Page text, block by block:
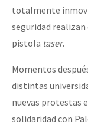
totalmente
seguridad realizan
pistola taser.
Momentos
distintas
nuevas protestas
solidaridad con